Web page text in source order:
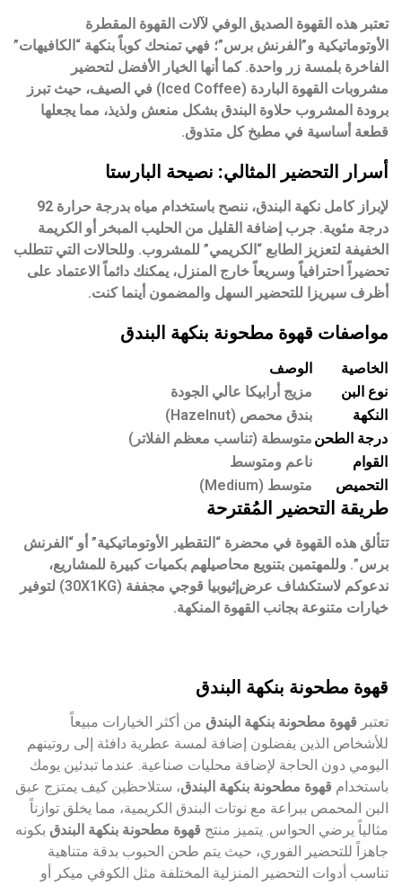
تعتبر هذه القهوة الصديق الوفي لآلات القهوة المقطرة
الأوتوماتيكية و”الفرنش برس”؛ فهي تمنحك كوباً بنكهة “الكافيهات”
الفاخرة بلمسة زر واحدة. كما أنها الخيار الأفضل لتحضير
مشروبات القهوة الباردة (Iced Coffee) في الصيف، حيث تبرز
برودة المشروب حلاوة البندق بشكل منعش ولذيذ، مما يجعلها
قطعة أساسية في مطبخ كل متذوق.
أسرار التحضير المثالي: نصيحة البارستا
لإبراز كامل نكهة البندق، ننصح باستخدام مياه بدرجة حرارة 92
درجة مئوية. جرب إضافة القليل من الحليب المبخر أو الكريمة
الخفيفة لتعزيز الطابع “الكريمي” للمشروب. وللحالات التي تتطلب
تحضيراً احترافياً وسريعاً خارج المنزل، يمكنك دائماً الاعتماد على
أظرف سيريزا للتحضير السهل والمضمون أينما كنت.
مواصفات قهوة مطحونة بنكهة البندق
الخاصية
الوصف
نوع البن
مزيج أرابيكا عالي الجودة
النكهة
بندق محمص (Hazelnut)
درجة الطحن متوسطة (تناسب معظم الفلاتر)
القوام
ناعم ومتوسط
التحميص
متوسط (Medium)
طريقة التحضير المُقترحة
تتألق هذه القهوة في محضرة “التقطير الأوتوماتيكية” أو “الفرنش
برس”. وللمهتمين بتنويع محاصيلهم بكميات كبيرة للمشاريع،
ندعوكم لاستكشاف عرضإثيوبيا قوجي مجففة (30X1KG)
لتوفير
خيارات متنوعة بجانب القهوة المنكهة.
قهوة مطحونة بنكهة البندق
تعتبر قهوة مطحونة بنكهة البندق من أكثر الخيارات مبيعاً
للأشخاص الذين يفضلون إضافة لمسة عطرية دافئة إلى روتينهم
اليومي دون الحاجة لإضافة محليات صناعية. عندما تبدئين يومك
باستخدام قهوة مطحونة بنكهة البندق، ستلاحظين كيف يمتزج عبق
البن المحمص ببراعة مع نوتات البندق الكريمية، مما يخلق توازناً
مثالياً يرضي الحواس. يتميز منتج قهوة مطحونة بنكهة البندق بكونه
جاهزاً للتحضير الفوري، حيث يتم طحن الحبوب بدقة متناهية
تناسب أدوات التحضير المنزلية المختلفة مثل الكوفي ميكر أو